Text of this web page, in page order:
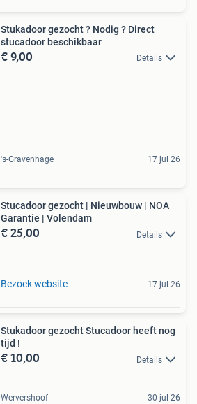
Stukadoor gezocht ? Nodig ? Direct
stucadoor beschikbaar
€ 9,00 Details
's-Gravenhage 17 jul 26
Stucadoor gezocht | Nieuwbouw | NOA
Garantie | Volendam
€ 25,00 Details
Bezoek website 17 jul 26
Stukadoor gezocht Stucadoor heeft nog
tijd !
€ 10,00 Details
Wervershoof 30 jul 26